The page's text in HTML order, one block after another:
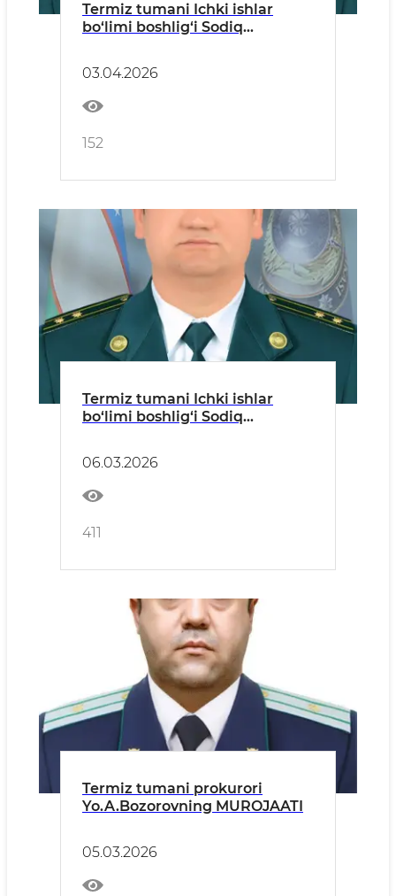
Termiz tumani Ichki ishlar
bo‘limi boshlig‘i Sodiq
03.04.2026
152
Termiz tumani Ichki ishlar
bo‘limi boshlig‘i Sodiq
06.03.2026
411
Termiz tumani prokurori
Yo.A.Bozorovning MUROJAATI
05.03.2026